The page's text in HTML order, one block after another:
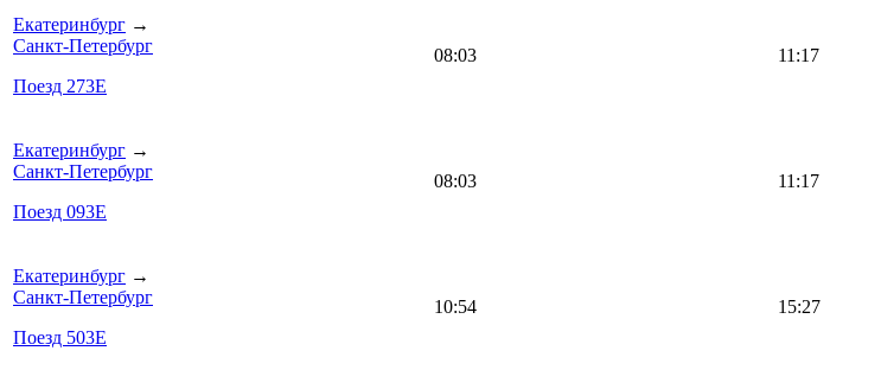
Екатеринбург →
Санкт-Петербург
Поезд 273Е
08:03 11:17
Екатеринбург →
Санкт-Петербург
Поезд 093Е
08:03 11:17
Екатеринбург →
Санкт-Петербург
Поезд 503Е
10:54 15:27